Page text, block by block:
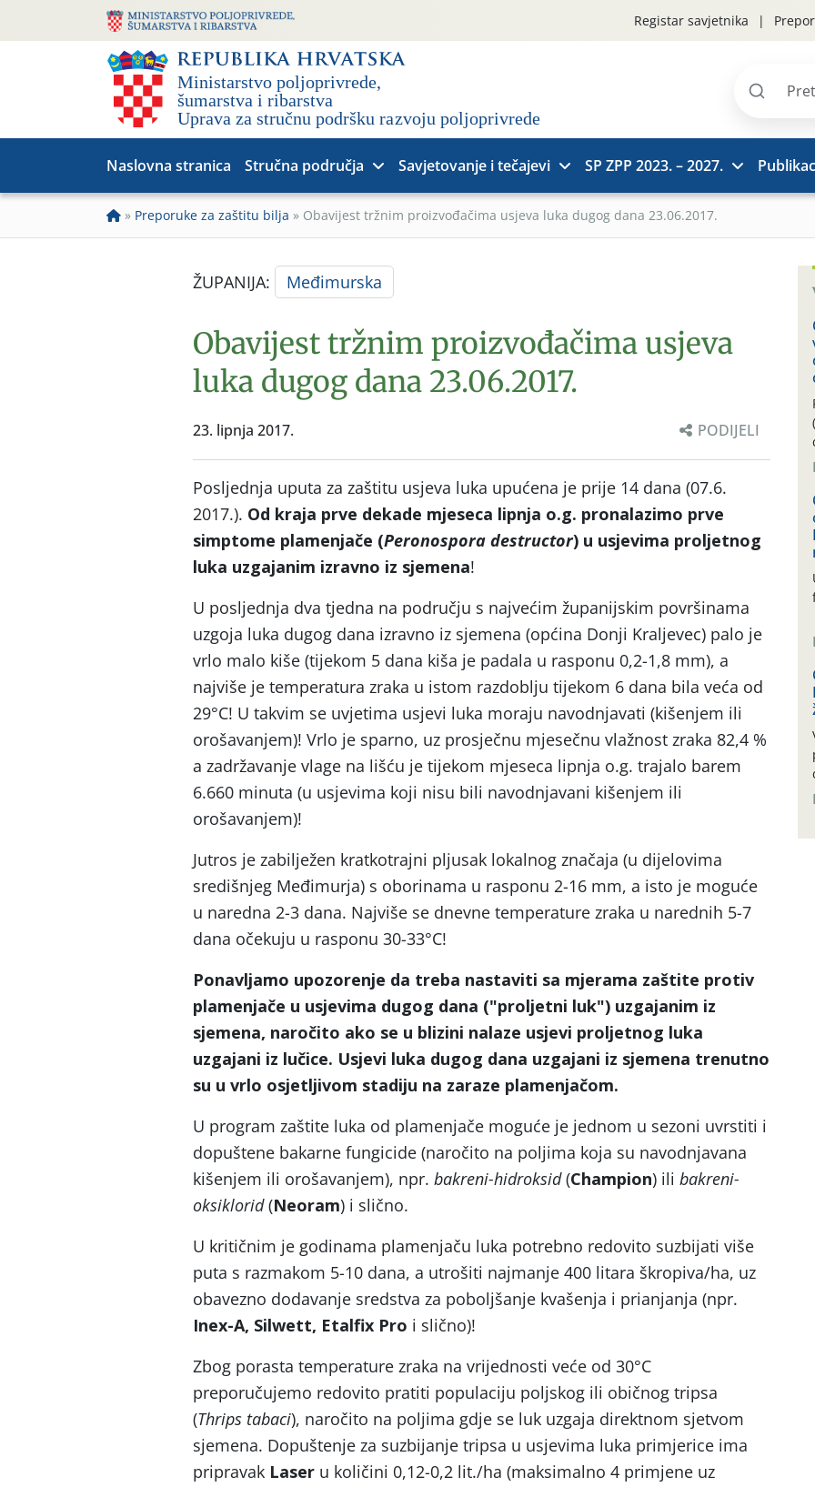
Registar savjetnika
Pretraži
Naslovna stranica Stručna područja Savjetovanje i tečajevi SP ZPP 2023. – 2027.
» Preporuke za zaštitu bilja » Obavijest tržnim proizvođačima usjeva luka dugog dana 23.06.2017.
ŽUPANIJA: Međimurska
Obavijest tržnim proizvođačima usjeva
luka dugog dana 23.06.2017.
23. lipnja 2017. PODIJELI
Posljednja uputa za zaštitu usjeva luka upućena je prije 14 dana (07.6.
2017.). Od kraja prve dekade mjeseca lipnja o.g. pronalazimo prve
simptome plamenjače (Peronospora destructor) u usjevima proljetnog
luka uzgajanim izravno iz sjemena!
U posljednja dva tjedna na području s najvećim županijskim površinama
uzgoja luka dugog dana izravno iz sjemena (općina Donji Kraljevec) palo je
vrlo malo kiše (tijekom 5 dana kiša je padala u rasponu 0,2-1,8 mm), a
najviše je temperatura zraka u istom razdoblju tijekom 6 dana bila veća od
29°C! U takvim se uvjetima usjevi luka moraju navodnjavati (kišenjem ili
orošavanjem)! Vrlo je sparno, uz prosječnu mjesečnu vlažnost zraka 82,4 %
a zadržavanje vlage na lišću je tijekom mjeseca lipnja o.g. trajalo barem
6.660 minuta (u usjevima koji nisu bili navodnjavani kišenjem ili
orošavanjem)!
Jutros je zabilježen kratkotrajni pljusak lokalnog značaja (u dijelovima
središnjeg Međimurja) s oborinama u rasponu 2-16 mm, a isto je moguće
u naredna 2-3 dana. Najviše se dnevne temperature zraka u narednih 5-7
dana očekuju u rasponu 30-33°C!
Ponavljamo upozorenje da treba nastaviti sa mjerama zaštite protiv
plamenjače u usjevima dugog dana ("proljetni luk") uzgajanim iz
sjemena, naročito ako se u blizini nalaze usjevi proljetnog luka
uzgajani iz lučice. Usjevi luka dugog dana uzgajani iz sjemena trenutno
su u vrlo osjetljivom stadiju na zaraze plamenjačom.
U program zaštite luka od plamenjače moguće je jednom u sezoni uvrstiti i
dopuštene bakarne fungicide (naročito na poljima koja su navodnjavana
kišenjem ili orošavanjem), npr. bakreni-hidroksid(Champion) ili bakreni-
oksiklorid(Neoram) i slično.
U kritičnim je godinama plamenjaču luka potrebno redovito suzbijati više
puta s razmakom 5-10 dana, a utrošiti najmanje 400 litara škropiva/ha, uz
obavezno dodavanje sredstva za poboljšanje kvašenja i prianjanja (npr.
Inex-A, Silwett, Etalfix Pro i slično)!
Zbog porasta temperature zraka na vrijednosti veće od 30°C
preporučujemo redovito pratiti populaciju poljskog ili običnog tripsa
(Thrips tabaci), naročito na poljima gdje se luk uzgaja direktnom sjetvom
sjemena. Dopuštenje za suzbijanje tripsa u usjevima luka primjerice ima
pripravak Laser u količini 0,12-0,2 lit./ha (maksimalno 4 primjene uz